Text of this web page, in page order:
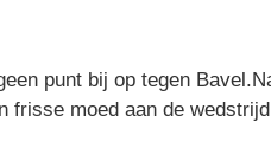
punt bij op tegen
frisse moed aan de